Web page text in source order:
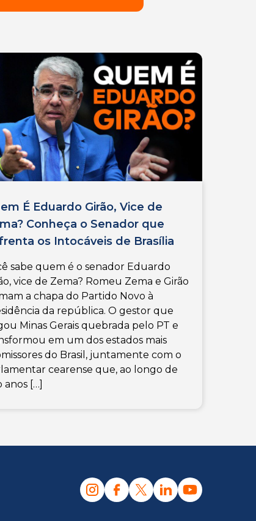
É Eduardo Girão, Vice de
Conheça o Senador que
os Intocáveis de Brasília
sabe quem é o senador Eduardo
vice de Zema? Romeu Zema e Girão
a chapa do Partido Novo à
da república. O gestor que
Minas Gerais quebrada pelo PT e
em um dos estados mais
do Brasil, juntamente com o
cearense que, ao longo de
anos […]